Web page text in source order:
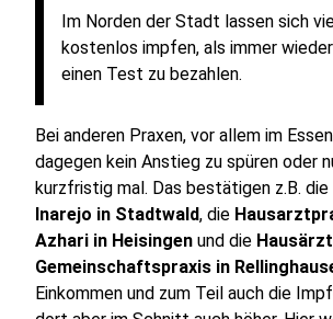
Im Norden der Stadt lassen sich
kostenlos impfen, als immer
einen Test zu bezahlen.
Bei anderen Praxen, vor allem im
dagegen kein Anstieg zu spüren oder
kurzfristig mal. Das bestätigen z.B. die
Inarejo in Stadtwald, die
Azhari in Heisingen und die
Gemeinschaftspraxis in
Einkommen und zum Teil auch die